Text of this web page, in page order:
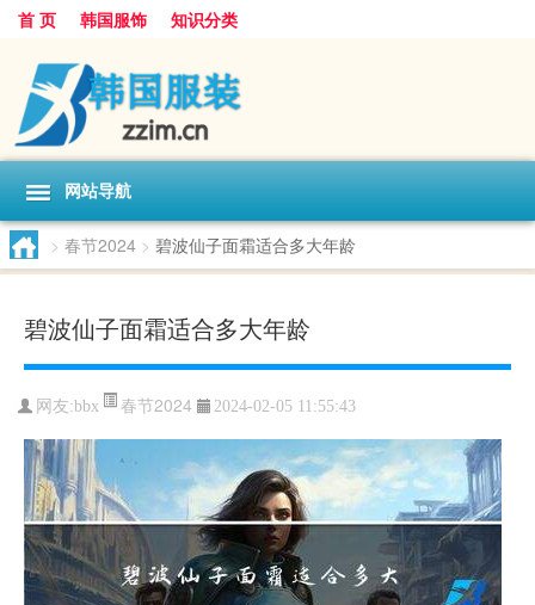
首 页 韩国服饰 知识分类
网站导航
> 春节2024 > 碧波仙子面霜适合多大年龄
碧波仙子面霜适合多大年龄
网友:bbx 春节2024 2024-02-05 11:55:43